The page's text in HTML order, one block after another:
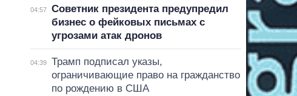
04:57
Советник президента предупредил
бизнес о фейковых письмах с
угрозами атак дронов
04:39
Трамп подписал указы,
ограничивающие право на гражданство
по рождению в США